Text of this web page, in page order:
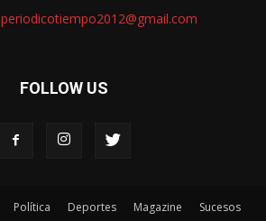
periodicotiempo2012@gmail.com
FOLLOW US
Política Deportes Magazine Sucesos